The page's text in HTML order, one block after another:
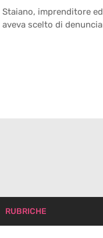
imprenditore
scelto di
RUBRICHE